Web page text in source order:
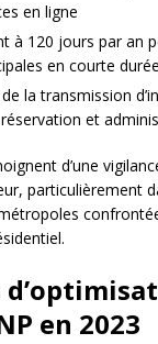
en ligne
à 120 jours par an
en courte durée
la transmission
et
d’une
particulièrement
en 2023